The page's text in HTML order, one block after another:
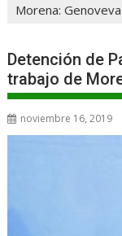
Morena:
Detención de
trabajo de
noviembre 16, 2019